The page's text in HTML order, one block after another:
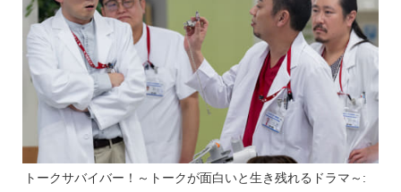
トークサバイバー！～トークが面白いと生き残れるドラマ～: